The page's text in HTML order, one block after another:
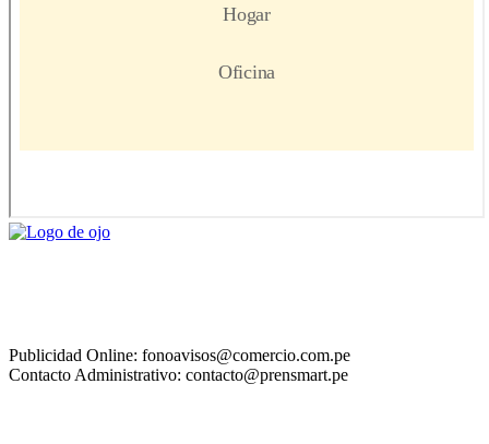
Publicidad Online: fonoavisos@comercio.com.pe
Contacto Administrativo: contacto@prensmart.pe